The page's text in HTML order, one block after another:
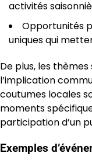
activités
Opportunités
uniques qui
De plus, les
l’implication
coutumes locales
moments
participation d’un
Exemples